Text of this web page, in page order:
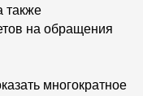
также
на обращения
многократное